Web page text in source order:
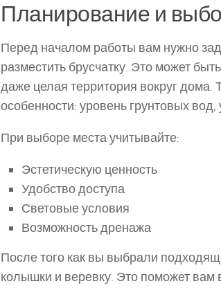
Планирование и
Перед началом работы вам нужно
разместить брусчатку. Это может
даже целая территория вокруг
особенности: уровень грунтовых
При выборе места учитывайте:
Эстетическую ценность
Удобство доступа
Световые условия
Возможность дренажа
После того как вы выбрали
колышки и веревку. Это поможет вам